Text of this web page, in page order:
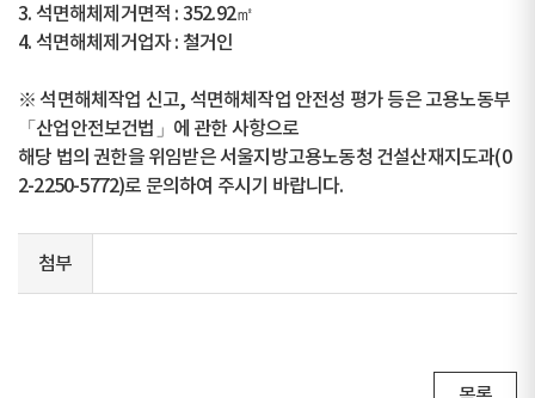
3. 석면해체제거면적 : 352.92㎡
4. 석면해체제거업자 : 철거인
※ 석면해체작업 신고, 석면해체작업 안전성 평가 등은 고용노동부
「산업안전보건법」에 관한 사항으로
해당 법의 권한을 위임받은 서울지방고용노동청 건설산재지도과(0
2-2250-5772)로 문의하여 주시기 바랍니다.
첨부